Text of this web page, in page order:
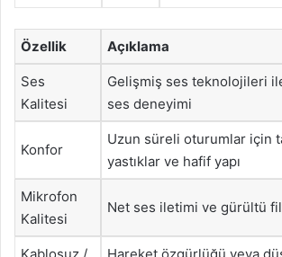
Özellik Açıklama
Ses
Kalitesi
Gelişmiş ses teknolojileri
ses deneyimi
Konfor
Uzun süreli oturumlar için
yastıklar ve hafif yapı
Mikrofon
Kalitesi
Net ses iletimi ve gürültü
Kablosuz /
Hareket özgürlüğü veya